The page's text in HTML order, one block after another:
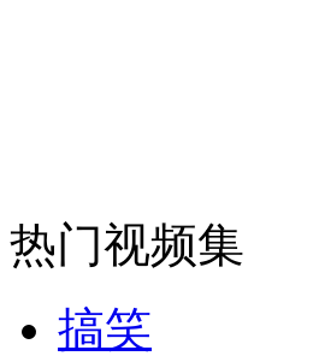
走！跟着总书记去植树
热门视频集
搞笑